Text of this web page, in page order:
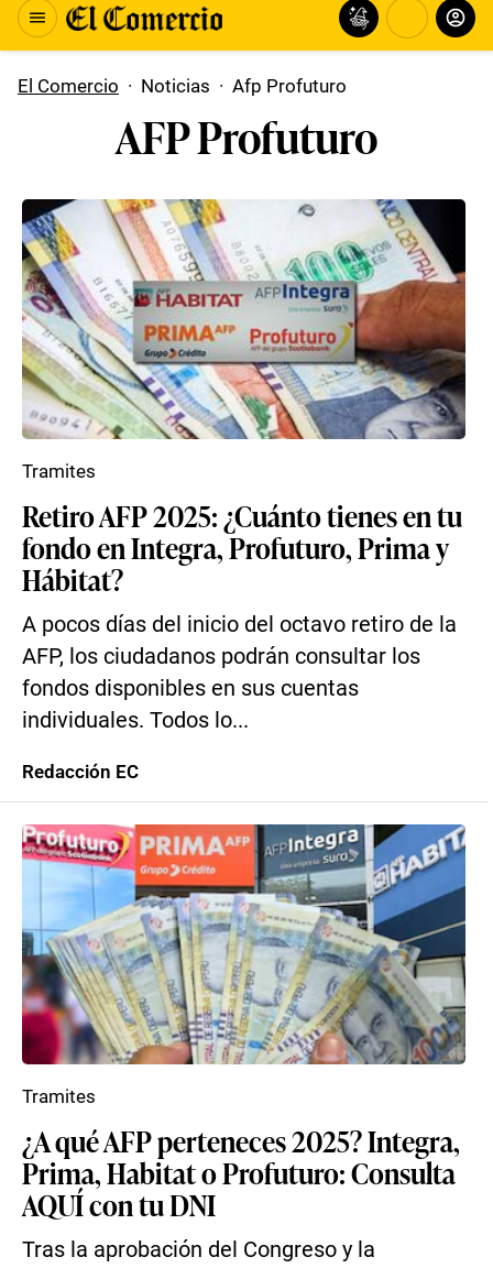
El Comercio · Noticias · Afp Profuturo
AFP Profuturo
Retiro AFP 2025: ¿Cuánto tienes en tu
fondo en Integra, Profuturo, Prima y
Hábitat?
A pocos días del inicio del octavo retiro de la
AFP, los ciudadanos podrán consultar los
fondos disponibles en sus cuentas
individuales. Todos lo...
Tramites
Redacción EC
¿A qué AFP perteneces 2025? Integra,
Prima, Habitat o Profuturo: Consulta
AQUÍ con tu DNI
Tras la aprobación del Congreso y la
Tramites